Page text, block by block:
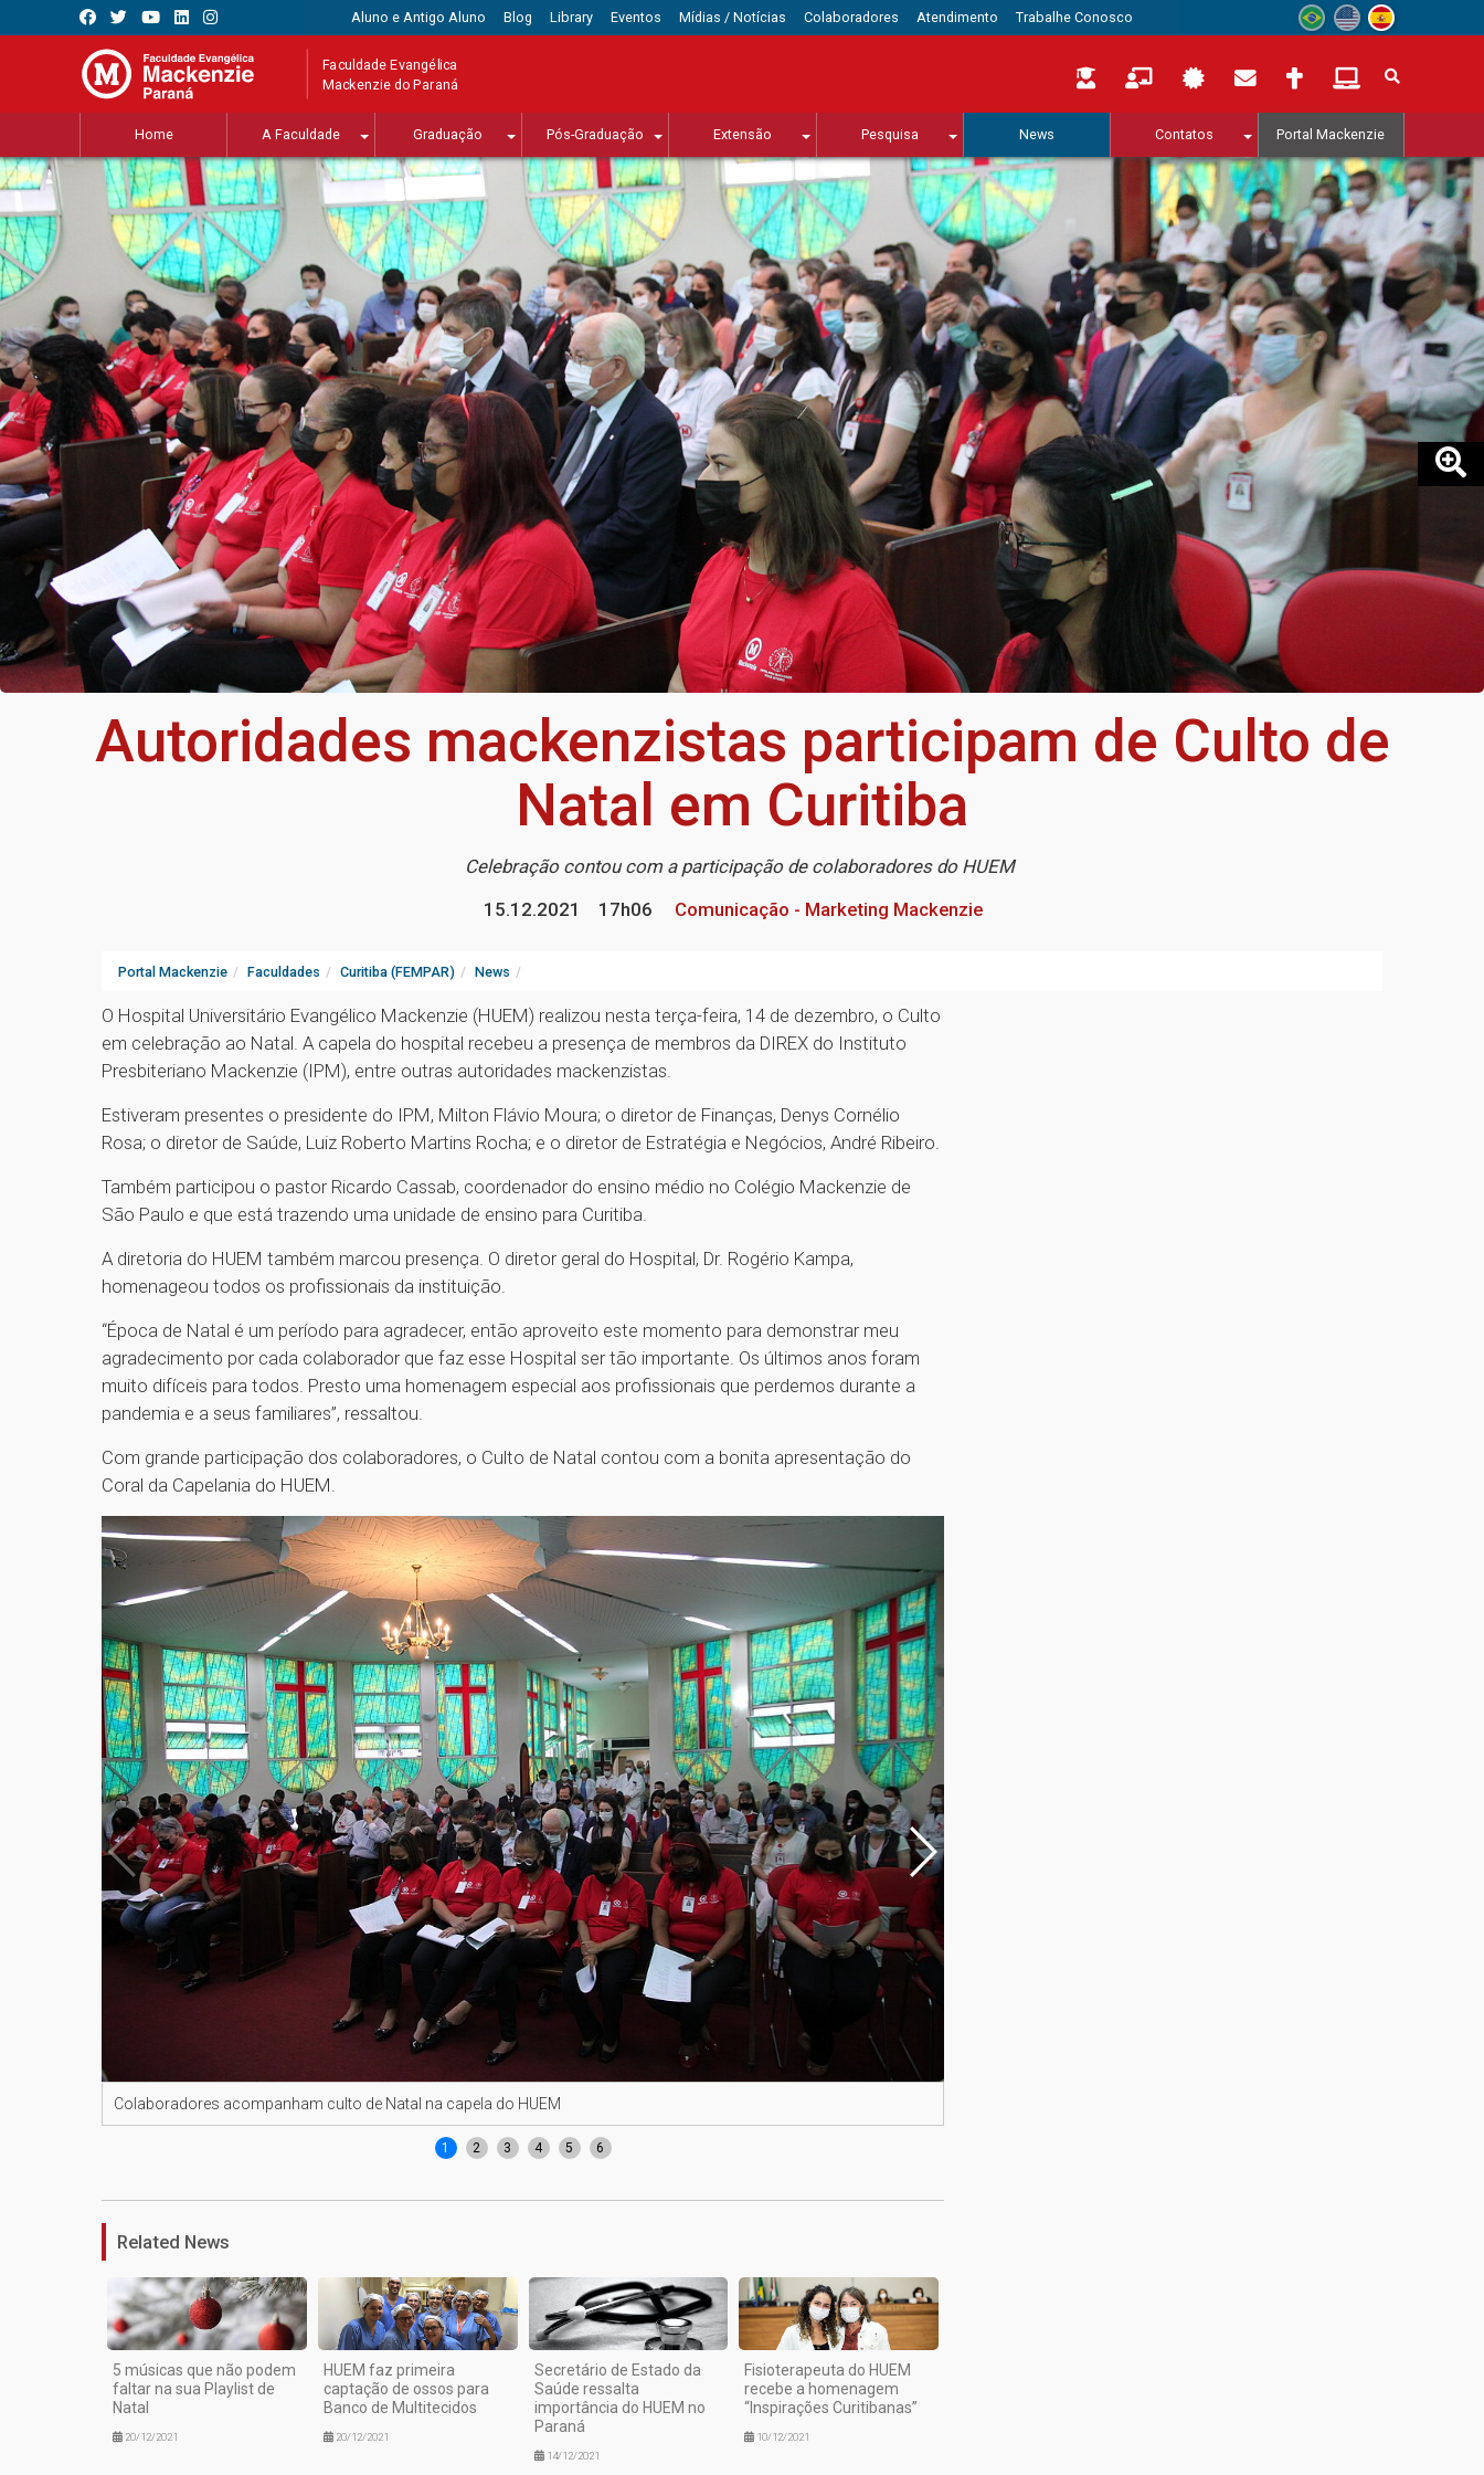
Aluno e Antigo Aluno Blog Library Eventos Mídias / Notícias Colaboradores Atendimento Trabalhe Conosco
Faculdade Evangélica
Mackenzie do Paraná
Home A Faculdade Graduação Pós-Graduação Extensão Pesquisa News Contatos Portal Mackenzie
Autoridades mackenzistas participam de Culto de
Natal em Curitiba
Celebração contou com a participação de colaboradores do HUEM
15.12.2021
17h06 Comunicação - Marketing Mackenzie
Portal Mackenzie Faculdades Curitiba (FEMPAR) News
O Hospital Universitário Evangélico Mackenzie (HUEM) realizou nesta terça-feira, 14 de dezembro, o Culto
em celebração ao Natal. A capela do hospital recebeu a presença de membros da DIREX do Instituto
Presbiteriano Mackenzie (IPM), entre outras autoridades mackenzistas.
Estiveram presentes o presidente do IPM, Milton Flávio Moura; o diretor de Finanças, Denys Cornélio
Rosa; o diretor de Saúde, Luiz Roberto Martins Rocha; e o diretor de Estratégia e Negócios, André Ribeiro.
Também participou o pastor Ricardo Cassab, coordenador do ensino médio no Colégio Mackenzie de
São Paulo e que está trazendo uma unidade de ensino para Curitiba.
A diretoria do HUEM também marcou presença. O diretor geral do Hospital, Dr. Rogério Kampa,
homenageou todos os profissionais da instituição.
“Época de Natal é um período para agradecer, então aproveito este momento para demonstrar meu
agradecimento por cada colaborador que faz esse Hospital ser tão importante. Os últimos anos foram
muito difíceis para todos. Presto uma homenagem especial aos profissionais que perdemos durante a
pandemia e a seus familiares”, ressaltou.
Com grande participação dos colaboradores, o Culto de Natal contou com a bonita apresentação do
Coral da Capelania do HUEM.
Colaboradores acompanham culto de Natal na capela do HUEM
1 2 3 4 5 6
Related News
5 músicas que não podem
faltar na sua Playlist de
Natal
20/12/2021
HUEM faz primeira
captação de ossos para
Banco de Multitecidos
20/12/2021
Secretário de Estado da
Saúde ressalta
importância do HUEM no
Paraná
14/12/2021
Fisioterapeuta do HUEM
recebe a homenagem
“Inspirações Curitibanas”
10/12/2021